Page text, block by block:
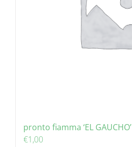
pronto fiamma ‘EL GAUCHO’
€1,00